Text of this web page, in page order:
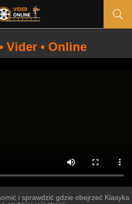
Vider • Online
i sprawdzić gdzie obejrzeć Klasyka